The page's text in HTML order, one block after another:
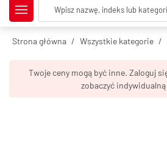
Strona główna Wszystkie kategorie
Twoje ceny mogą być inne. Zaloguj
zobaczyć